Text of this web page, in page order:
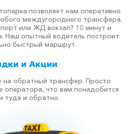
позволяет нам оперативно
междугороднего трансфера.
или ЖД вокзал? 10 минут и
Наш опытный водитель построит
быстрый маршрут.
и Акции
на обратный трансфер. Просто
оператора, что вам понадобится
туда и обратно